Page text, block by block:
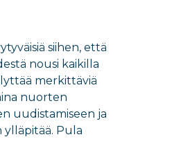
siihen, että
nousi kaikilla
merkittäviä
nuorten
uudistamiseen ja
ylläpitää. Pula